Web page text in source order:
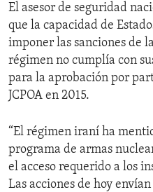
El asesor de seguridad
que la capacidad de
imponer las sanciones de
régimen no cumplía con
para la aprobación por
JCPOA en 2015.
“El régimen iraní ha
programa de armas
el acceso requerido a los
Las acciones de hoy